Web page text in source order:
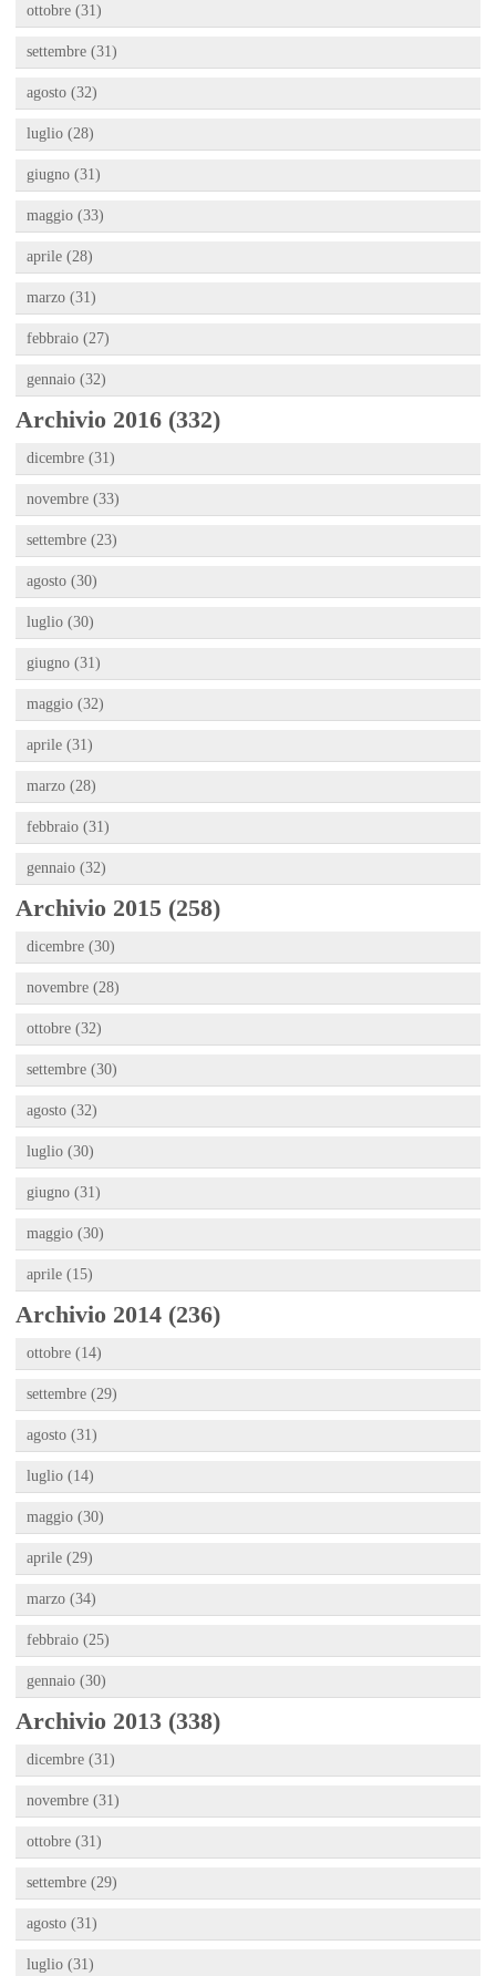
ottobre (31)
settembre (31)
agosto (32)
luglio (28)
giugno (31)
maggio (33)
aprile (28)
marzo (31)
febbraio (27)
gennaio (32)
Archivio 2016 (332)
dicembre (31)
novembre (33)
settembre (23)
agosto (30)
luglio (30)
giugno (31)
maggio (32)
aprile (31)
marzo (28)
febbraio (31)
gennaio (32)
Archivio 2015 (258)
dicembre (30)
novembre (28)
ottobre (32)
settembre (30)
agosto (32)
luglio (30)
giugno (31)
maggio (30)
aprile (15)
Archivio 2014 (236)
ottobre (14)
settembre (29)
agosto (31)
luglio (14)
maggio (30)
aprile (29)
marzo (34)
febbraio (25)
gennaio (30)
Archivio 2013 (338)
dicembre (31)
novembre (31)
ottobre (31)
settembre (29)
agosto (31)
luglio (31)